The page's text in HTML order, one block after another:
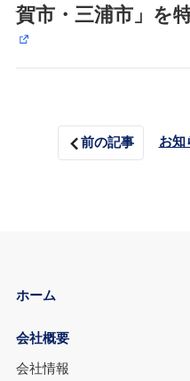
賀市・三浦市」を
前の記事 お知
ホーム
会社概要
会社情報